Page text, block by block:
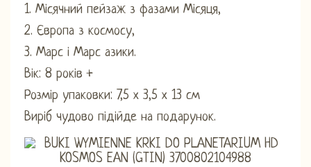
1. Місячний пейзаж з фазами Місяця,
2. Європа з космосу,
3. Марс і Марс азики.
Вік: 8 років +
Розмір упаковки: 7,5 х 3,5 х 13 см
Виріб чудово підійде на подарунок.